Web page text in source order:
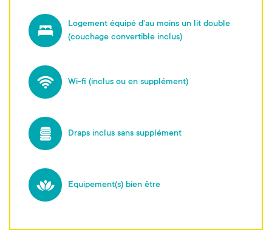
Logement équipé d'au moins un lit double
(couchage convertible inclus)
Wi-fi (inclus ou en supplément)
Draps inclus sans supplément
Equipement(s) bien être